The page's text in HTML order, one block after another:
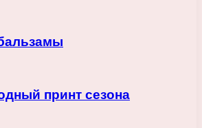
принт сезона